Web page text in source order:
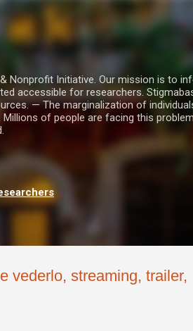
Nonprofit Initiative. Our mission is to
accessible for researchers.
— The marginalization of
of people are facing this
vederlo, streaming, trailer,